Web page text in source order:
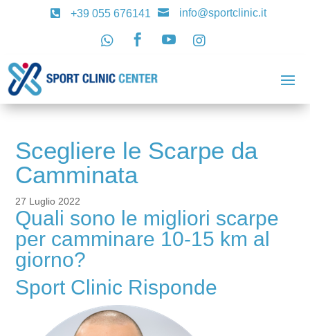
 +39 055 676141  info@sportclinic.it
   
Scegliere le Scarpe da
Camminata
27 Luglio 2022
Quali sono le migliori scarpe
per camminare 10-15 km al
giorno?
Sport Clinic Risponde